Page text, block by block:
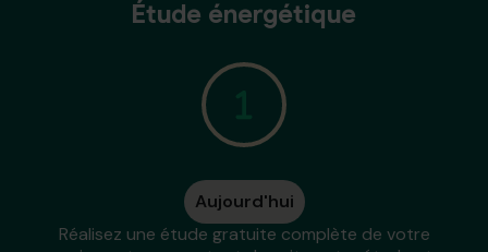
Étude énergétique
Aujourd'hui
Réalisez une étude gratuite complète de votre